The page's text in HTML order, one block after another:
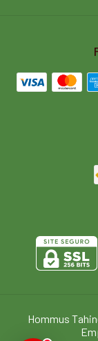
Hommus